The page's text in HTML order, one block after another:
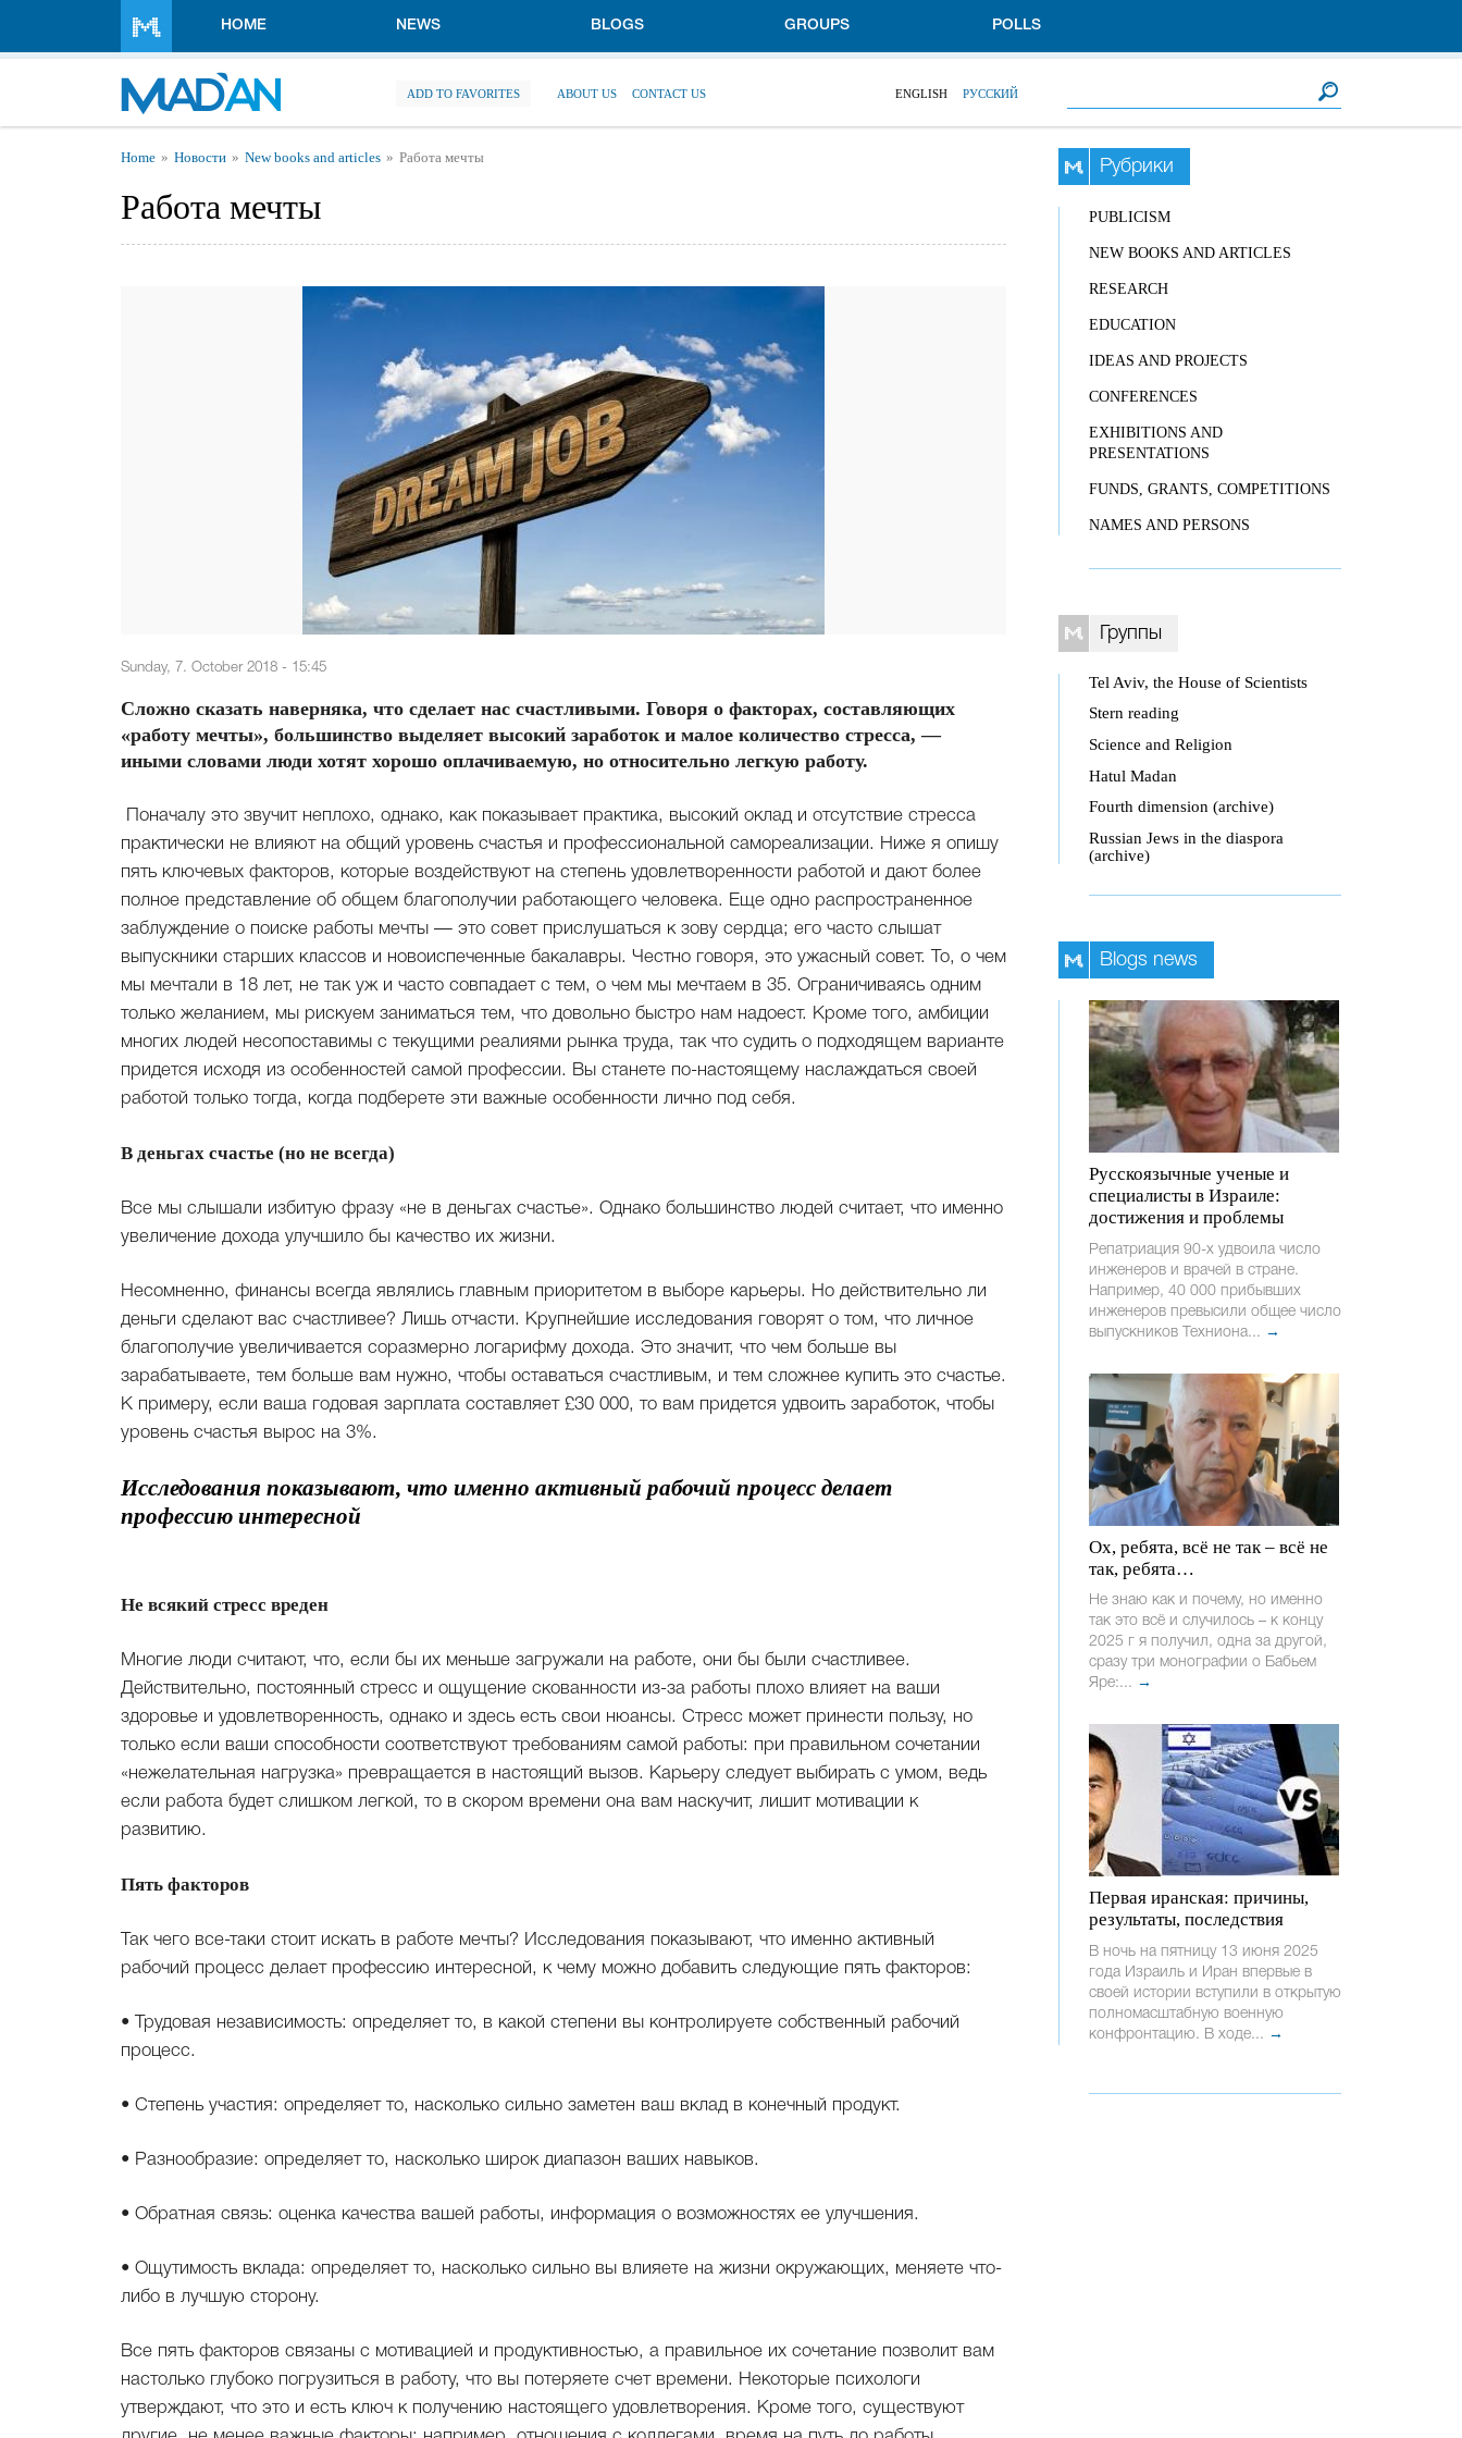
HOME NEWS BLOGS GROUPS POLLS
ADD TO FAVORITES ABOUT US CONTACT US ENGLISH РУССКИЙ
You are here
Home Новости New books and articles Работа мечты
Работа мечты
Sunday, 7. October 2018 - 15:45
Сложно сказать наверняка, что сделает нас счастливыми. Говоря о факторах, составляющих
«работу мечты», большинство выделяет высокий заработок и малое количество стресса, —
иными словами люди хотят хорошо оплачиваемую, но относительно легкую работу.
Поначалу это звучит неплохо, однако, как показывает практика, высокий оклад и отсутствие стресса
практически не влияют на общий уровень счастья и профессиональной самореализации. Ниже я опишу
пять ключевых факторов, которые воздействуют на степень удовлетворенности работой и дают более
полное представление об общем благополучии работающего человека. Еще одно распространенное
заблуждение о поиске работы мечты — это совет прислушаться к зову сердца; его часто слышат
выпускники старших классов и новоиспеченные бакалавры. Честно говоря, это ужасный совет. То, о чем
мы мечтали в 18 лет, не так уж и часто совпадает с тем, о чем мы мечтаем в 35. Ограничиваясь одним
только желанием, мы рискуем заниматься тем, что довольно быстро нам надоест. Кроме того, амбиции
многих людей несопоставимы с текущими реалиями рынка труда, так что судить о подходящем варианте
придется исходя из особенностей самой профессии. Вы станете по-настоящему наслаждаться своей
работой только тогда, когда подберете эти важные особенности лично под себя.
В деньгах счастье (но не всегда)
Все мы слышали избитую фразу «не в деньгах счастье». Однако большинство людей считает, что именно
увеличение дохода улучшило бы качество их жизни.
Несомненно, финансы всегда являлись главным приоритетом в выборе карьеры. Но действительно ли
деньги сделают вас счастливее? Лишь отчасти. Крупнейшие исследования говорят о том, что личное
благополучие увеличивается соразмерно логарифму дохода. Это значит, что чем больше вы
зарабатываете, тем больше вам нужно, чтобы оставаться счастливым, и тем сложнее купить это счастье.
К примеру, если ваша годовая зарплата составляет £30 000, то вам придется удвоить заработок, чтобы
уровень счастья вырос на 3%.
Исследования показывают, что именно активный рабочий процесс делает
профессию интересной
Не всякий стресс вреден
Многие люди считают, что, если бы их меньше загружали на работе, они бы были счастливее.
Действительно, постоянный стресс и ощущение скованности из-за работы плохо влияет на ваши
здоровье и удовлетворенность, однако и здесь есть свои нюансы. Стресс может принести пользу, но
только если ваши способности соответствуют требованиям самой работы: при правильном сочетании
«нежелательная нагрузка» превращается в настоящий вызов. Карьеру следует выбирать с умом, ведь
если работа будет слишком легкой, то в скором времени она вам наскучит, лишит мотивации к
развитию.
Пять факторов
Так чего все-таки стоит искать в работе мечты? Исследования показывают, что именно активный
рабочий процесс делает профессию интересной, к чему можно добавить следующие пять факторов:
• Трудовая независимость: определяет то, в какой степени вы контролируете собственный рабочий
процесс.
• Степень участия: определяет то, насколько сильно заметен ваш вклад в конечный продукт.
• Разнообразие: определяет то, насколько широк диапазон ваших навыков.
• Обратная связь: оценка качества вашей работы, информация о возможностях ее улучшения.
• Ощутимость вклада: определяет то, насколько сильно вы влияете на жизни окружающих, меняете что-
либо в лучшую сторону.
Все пять факторов связаны с мотивацией и продуктивностью, а правильное их сочетание позволит вам
настолько глубоко погрузиться в работу, что вы потеряете счет времени. Некоторые психологи
утверждают, что это и есть ключ к получению настоящего удовлетворения. Кроме того, существуют
Рубрики
PUBLICISM
NEW BOOKS AND ARTICLES
RESEARCH
EDUCATION
IDEAS AND PROJECTS
CONFERENCES
EXHIBITIONS AND
PRESENTATIONS
FUNDS, GRANTS, COMPETITIONS
NAMES AND PERSONS
Группы
Tel Aviv, the House of Scientists
Stern reading
Science and Religion
Hatul Madan
Fourth dimension (archive)
Russian Jews in the diaspora
(archive)
Blogs news
Русскоязычные ученые и
специалисты в Израиле:
достижения и проблемы
Репатриация 90-х удвоила число
инженеров и врачей в стране.
Например, 40 000 прибывших
инженеров превысили общее число
выпускников Техниона... →
Ох, ребята, всё не так – всё не
так, ребята…
Не знаю как и почему, но именно
так это всё и случилось – к концу
2025 г я получил, одна за другой,
сразу три монографии о Бабьем
Яре:... →
Первая иранская: причины,
результаты, последствия
В ночь на пятницу 13 июня 2025
года Израиль и Иран впервые в
своей истории вступили в открытую
полномасштабную военную
конфронтацию. В ходе... →